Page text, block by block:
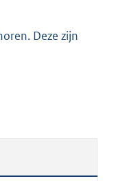
Deze zijn